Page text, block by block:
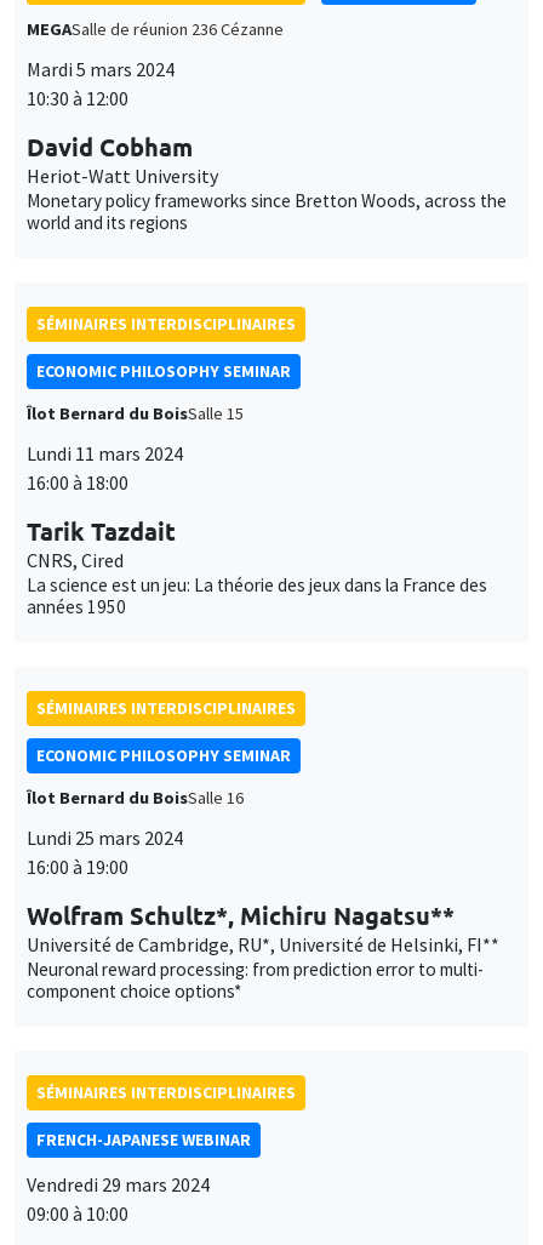
MEGASalle de réunion 236 Cézanne
Mardi 5 mars 2024
10:30 à 12:00
David Cobham
Heriot-Watt University
Monetary policy frameworks since Bretton Woods, across the
world and its regions
SÉMINAIRES INTERDISCIPLINAIRES
ECONOMIC PHILOSOPHY SEMINAR
Îlot Bernard du BoisSalle 15
Lundi 11 mars 2024
16:00 à 18:00
Tarik Tazdait
CNRS, Cired
La science est un jeu: La théorie des jeux dans la France des
années 1950
SÉMINAIRES INTERDISCIPLINAIRES
ECONOMIC PHILOSOPHY SEMINAR
Îlot Bernard du BoisSalle 16
Lundi 25 mars 2024
16:00 à 19:00
Wolfram Schultz*, Michiru Nagatsu**
Université de Cambridge, RU*, Université de Helsinki, FI**
Neuronal reward processing: from prediction error to multi-
component choice options*
SÉMINAIRES INTERDISCIPLINAIRES
FRENCH-JAPANESE WEBINAR
Vendredi 29 mars 2024
09:00 à 10:00